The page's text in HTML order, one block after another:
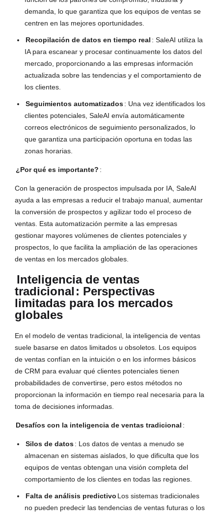
demanda, lo que garantiza que los equipos de ventas se
centren en las mejores oportunidades.
Recopilación de datos en tiempo real : SaleAI utiliza la
IA para escanear y procesar continuamente los datos del
mercado, proporcionando a las empresas información
actualizada sobre las tendencias y el comportamiento de
los clientes.
Seguimientos automatizados: Una vez identificados los
clientes potenciales, SaleAI envía automáticamente
correos electrónicos de seguimiento personalizados, lo
que garantiza una participación oportuna en todas las
zonas horarias.
¿Por qué es importante? :
Con la generación de prospectos impulsada por IA, SaleAI
ayuda a las empresas a reducir el trabajo manual, aumentar
la conversión de prospectos y agilizar todo el proceso de
ventas. Esta automatización permite a las empresas
gestionar mayores volúmenes de clientes potenciales y
prospectos, lo que facilita la ampliación de las operaciones
de ventas en los mercados globales.
Inteligencia de ventas
tradicional : Perspectivas
limitadas para los mercados
globales
En el modelo de ventas tradicional, la inteligencia de ventas
suele basarse en datos limitados u obsoletos. Los equipos
de ventas confían en la intuición o en los informes básicos
de CRM para evaluar qué clientes potenciales tienen
probabilidades de convertirse, pero estos métodos no
proporcionan la información en tiempo real necesaria para la
toma de decisiones informadas.
Desafíos con la inteligencia de ventas tradicional :
Silos de datos: Los datos de ventas a menudo se
almacenan en sistemas aislados, lo que dificulta que los
equipos de ventas obtengan una visión completa del
comportamiento de los clientes en todas las regiones.
Falta de análisis predictivo Los sistemas tradicionales
no pueden predecir las tendencias de ventas futuras o los